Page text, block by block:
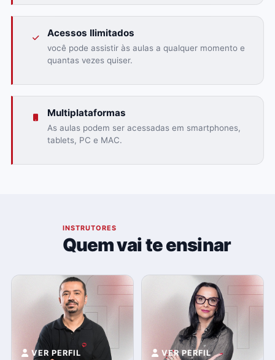
Acessos Ilimitados
você pode assistir às aulas a qualquer momento e
quantas vezes quiser.
Multiplataformas
As aulas podem ser acessadas em smartphones,
tablets, PC e MAC.
INSTRUTORES
Quem vai te ensinar
VER PERFIL VER PERFIL